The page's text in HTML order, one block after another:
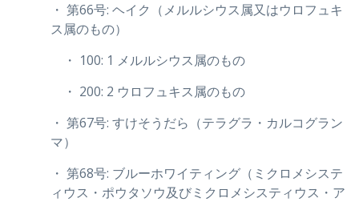
・ 第66号: ヘイク（メルルシウス属又はウロフュキ
ス属のもの）
・ 100: 1 メルルシウス属のもの
・ 200: 2 ウロフュキス属のもの
・ 第67号: すけそうだら（テラグラ・カルコグラン
マ）
・ 第68号: ブルーホワイティング（ミクロメシステ
ィウス・ポウタソウ及びミクロメシスティウス・ア